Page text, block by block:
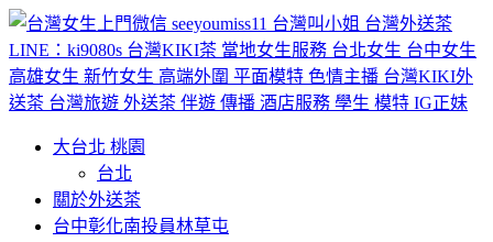
大台北 桃園
台北
關於外送茶
台中彰化南投員林草屯